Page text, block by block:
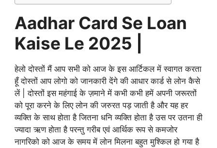
Aadhar Card Se Loan
Kaise Le 2025 |
हेलो दोस्तों मैं आप सभी को आज के इस आर्टिकल में स्वागत करता
हूँ दोस्तों आप लोगो को जानकारी देंगे की आधार कार्ड से लोन कैसे
लें | दोस्तों इस महंगाई के ज़माने में कभी कभी हमें अपनी जरूरतों
को पूरा करने के लिए लोन की जरुरत पड़ जाती है और यह हर
व्यक्ति के साथ होता है जितना धनि व्यक्ति होता है उस पर उतना ही
ज्यादा ऋण होता है परन्तु गरीब एवं आर्थिक रूप से कमजोर
नागरिको को आज के समय में लोन मिलना बहुत मुश्किल हो गया है